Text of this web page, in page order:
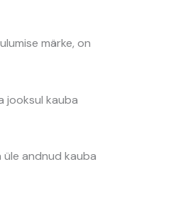
märke, on
jooksul kauba
andnud kauba